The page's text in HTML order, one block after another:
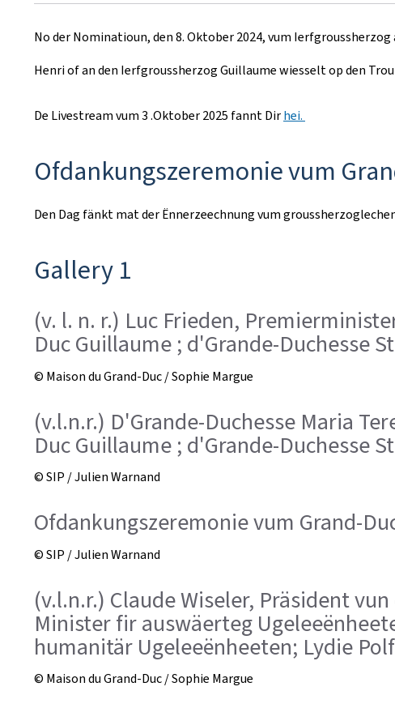
r
e
a
d
o
No der Nominatioun, den 8. Oktober 2024, vum
Henri of an den Ierfgroussherzog Guillaume wiesselt op den
De Livestream vum 3 .Oktober 2025 fannt Dirhei.
Ofdankungszeremonie vum
Den Dag fänkt mat der Ënnerzeechnung vum
Gallery 1
(v. l. n. r.) Luc Frieden,
Duc Guillaume ; d'Grande-Duchesse
© Maison du Grand-Duc / Sophie Margue
(v.l.n.r.) D'Grande-Duchesse Maria
Duc Guillaume ; d'Grande-Duchesse
© SIP / Julien Warnand
Ofdankungszeremonie vum Grand-
© SIP / Julien Warnand
(v.l.n.r.) Claude Wiseler, Präsident
Minister fir auswäerteg
humanitär Ugeleeënheeten; Lydie
© Maison du Grand-Duc / Sophie Margue